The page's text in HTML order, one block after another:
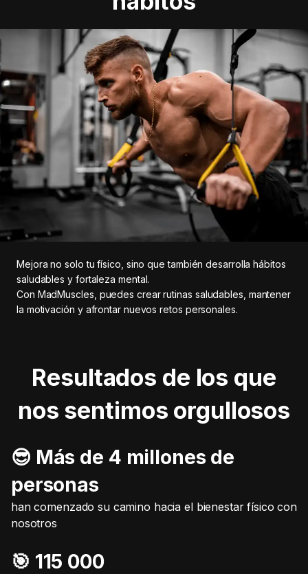
Mejora no solo tu físico, sino que también desarrolla hábitos
saludables y fortaleza mental.
Con MadMuscles, puedes crear rutinas saludables, mantener
la motivación y afrontar nuevos retos personales.
Resultados de los que
nos sentimos orgullosos
😎 Más de 4 millones de
personas
han comenzado su camino hacia el bienestar físico con
nosotros
🎯️ 115 000